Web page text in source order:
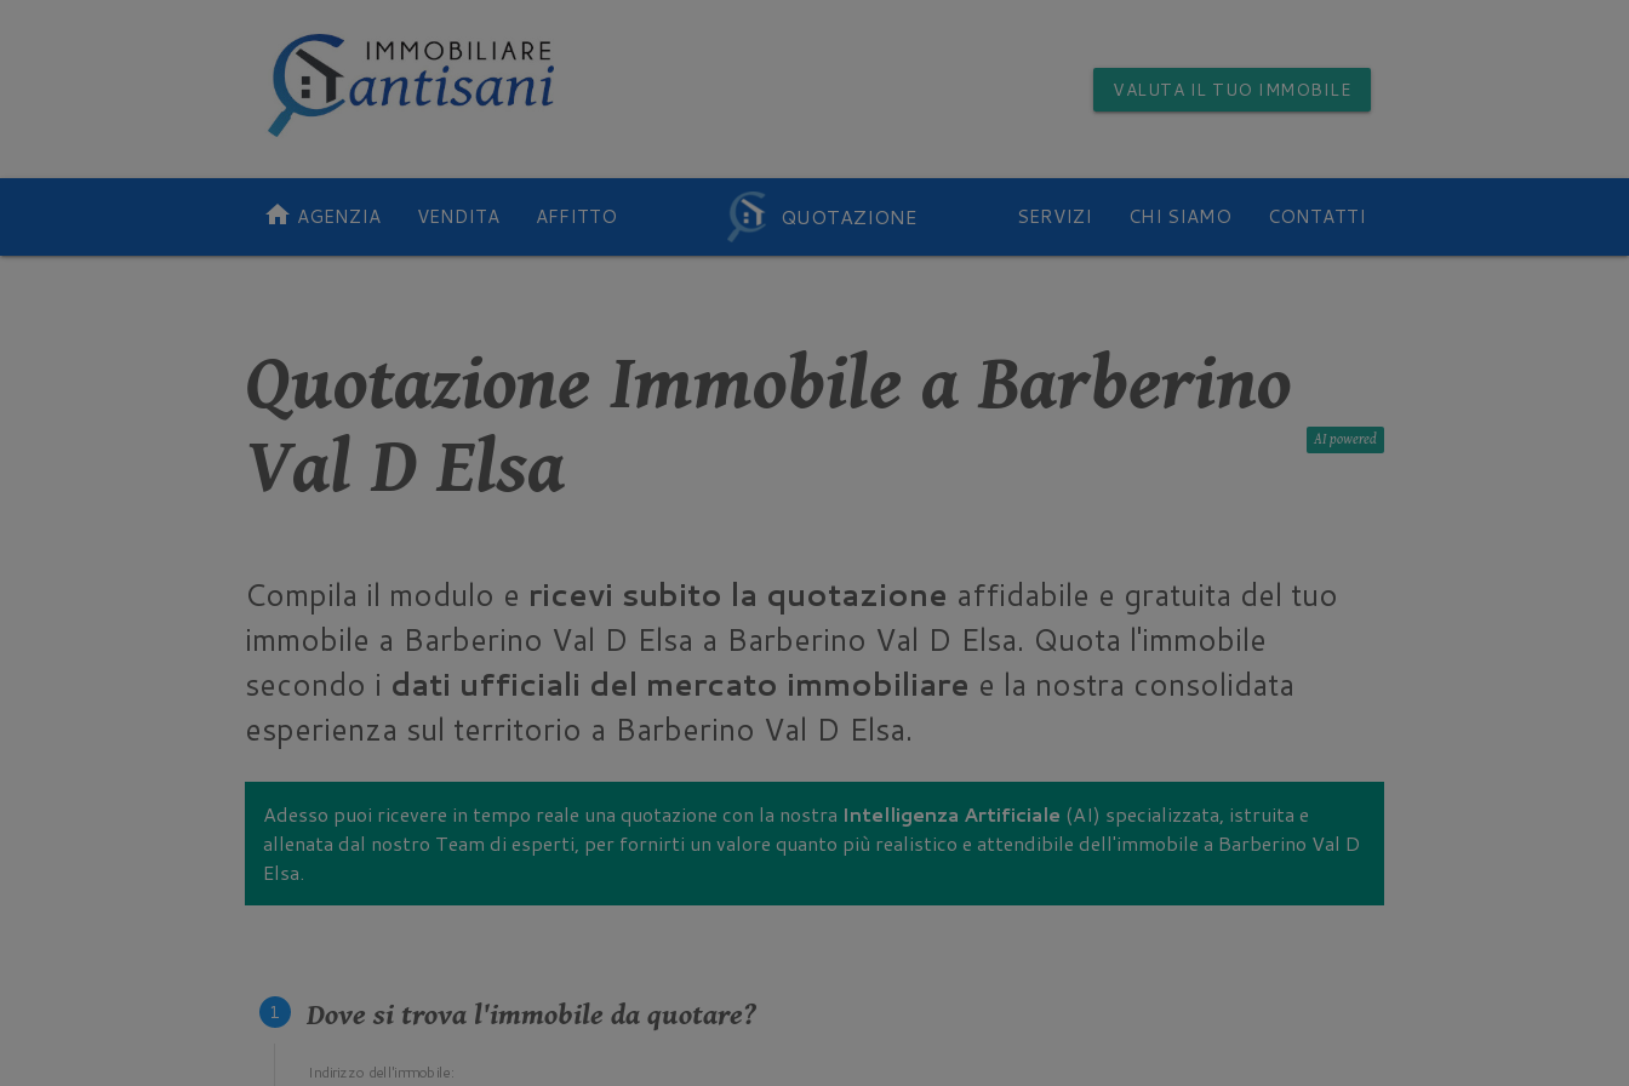
VALUTA IL TUO IMMOBILE
home AGENZIA VENDITA AFFITTO QUOTAZIONE SERVIZI CHI SIAMO CONTATTI
Quotazione Immobile a Barberino
Val D Elsa
AI
Compila il modulo e ricevi subito la quotazione affidabile e gratuita del tuo
immobile a Barberino Val D Elsa a Barberino Val D Elsa. Quota l'immobile
secondo i dati ufficiali del mercato immobiliare e la nostra consolidata
esperienza sul territorio a Barberino Val D Elsa.
Adesso puoi ricevere in tempo reale una quotazione con la nostra Intelligenza Artificiale (AI) specializzata, istruita e
allenata dal nostro Team di esperti, per fornirti un valore quanto più realistico e attendibile dell'immobile a Barberino Val D
Elsa.
Dove si trova l'immobile da quotare?
Indirizzo dell'immobile: